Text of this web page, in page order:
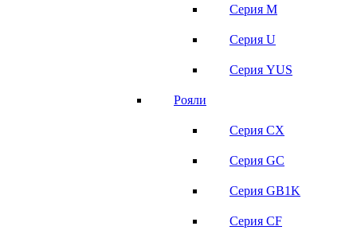
Серия M
Серия U
Серия YUS
Рояли
Серия CX
Серия GC
Серия GB1K
Серия CF